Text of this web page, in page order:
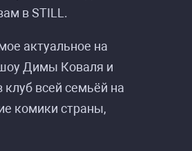
в STILL.
актуальное на
Димы Коваля и
всей семьёй на
комики страны,